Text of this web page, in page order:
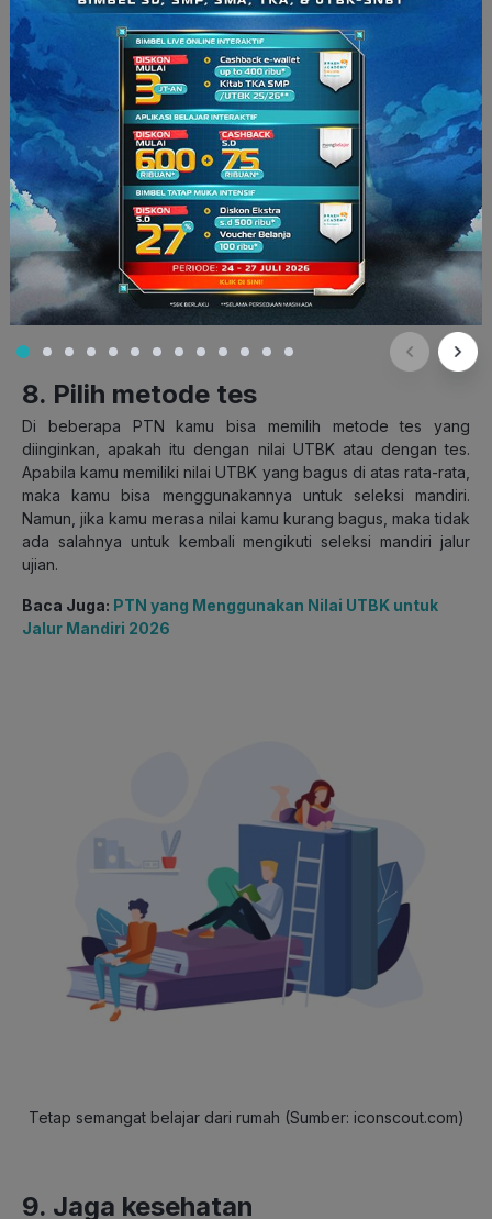
Perbanyak latihan soal-soal ujian mandiri (Sumber:
iconscout.com)
8. Pilih metode tes
Di beberapa PTN kamu bisa memilih metode tes yang
diinginkan, apakah itu dengan nilai UTBK atau dengan tes.
Apabila kamu memiliki nilai UTBK yang bagus di atas rata-rata,
maka kamu bisa menggunakannya untuk seleksi mandiri.
Namun, jika kamu merasa nilai kamu kurang bagus, maka tidak
ada salahnya untuk kembali mengikuti seleksi mandiri jalur
ujian.
Baca Juga: PTN yang Menggunakan Nilai UTBK untuk
Jalur Mandiri 2026
Tetap semangat belajar dari rumah (Sumber: iconscout.com)
9. Jaga kesehatan